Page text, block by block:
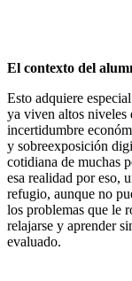
El contexto del
Esto adquiere
ya viven altos niveles
incertidumbre
y sobreexposición
cotidiana de muchas
esa realidad por eso,
refugio, aunque no
los problemas que le
relajarse y aprender
evaluado.